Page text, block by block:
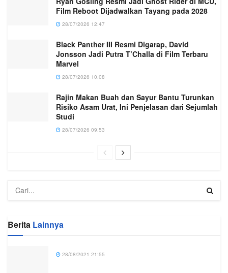
Film Reboot Dijadwalkan Tayang pada 2028
28/07/2026 12:47
Black Panther III Resmi Digarap, David
Jonsson Jadi Putra T’Challa di Film Terbaru
Marvel
28/07/2026 10:08
Rajin Makan Buah dan Sayur Bantu Turunkan
Risiko Asam Urat, Ini Penjelasan dari Sejumlah
Studi
28/07/2026 09:53
Berita Lainnya
28/08/2021 21:55